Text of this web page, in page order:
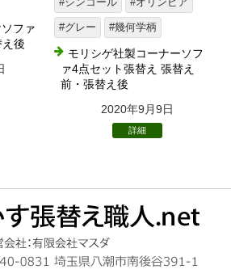
ファ
後
#グレー #幾何学柄
モリシゲ社製コーナーソフ
ァ4点セット張替え 張替え
前・張替え後
2020年9月9日
詳細